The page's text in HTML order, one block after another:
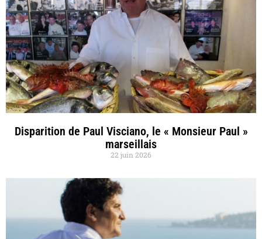
Disparition de Paul Visciano, le « Monsieur Paul »
marseillais
22 juin 2026